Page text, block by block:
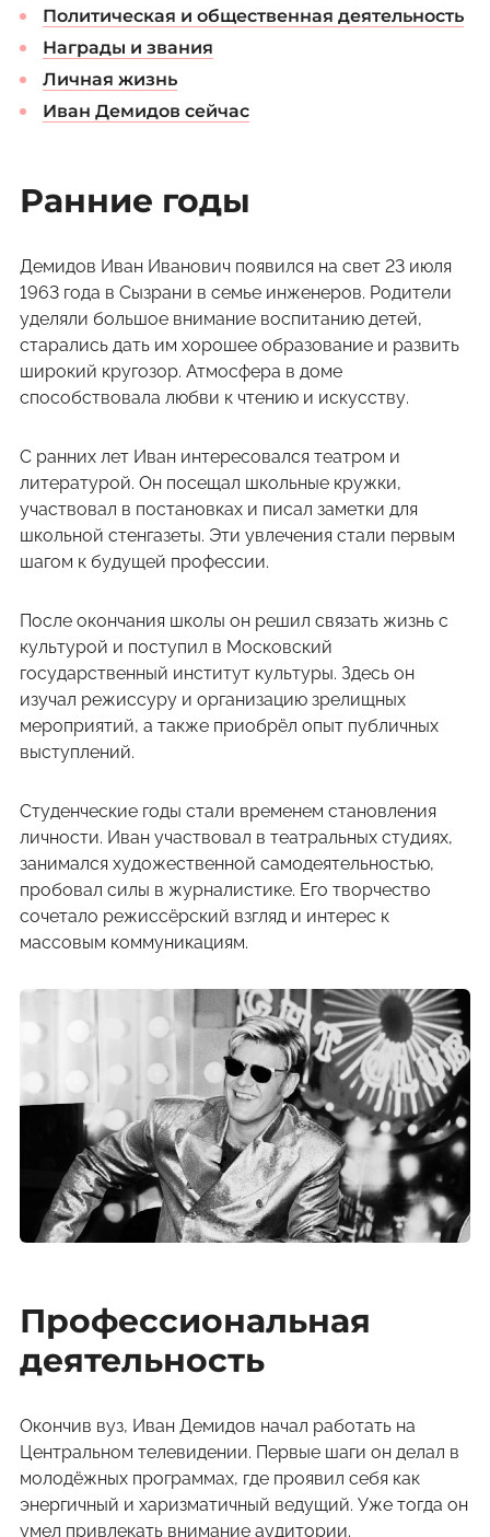
Политическая и общественная деятельность
Награды и звания
Личная жизнь
Иван Демидов сейчас
Ранние годы
Демидов Иван Иванович появился на свет 23 июля
1963 года в Сызрани в семье инженеров. Родители
уделяли большое внимание воспитанию детей,
старались дать им хорошее образование и развить
широкий кругозор. Атмосфера в доме
способствовала любви к чтению и искусству.
С ранних лет Иван интересовался театром и
литературой. Он посещал школьные кружки,
участвовал в постановках и писал заметки для
школьной стенгазеты. Эти увлечения стали первым
шагом к будущей профессии.
После окончания школы он решил связать жизнь с
культурой и поступил в Московский
государственный институт культуры. Здесь он
изучал режиссуру и организацию зрелищных
мероприятий, а также приобрёл опыт публичных
выступлений.
Студенческие годы стали временем становления
личности. Иван участвовал в театральных студиях,
занимался художественной самодеятельностью,
пробовал силы в журналистике. Его творчество
сочетало режиссёрский взгляд и интерес к
массовым коммуникациям.
Профессиональная
деятельность
Окончив вуз, Иван Демидов начал работать на
Центральном телевидении. Первые шаги он делал в
молодёжных программах, где проявил себя как
энергичный и харизматичный ведущий. Уже тогда он
умел привлекать внимание аудитории.